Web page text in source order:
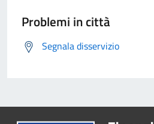
Problemi in città
Segnala disservizio